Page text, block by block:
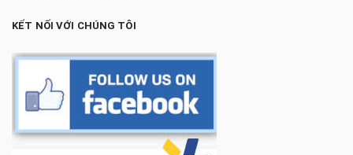
KẾT NỐI VỚI CHÚNG TÔI